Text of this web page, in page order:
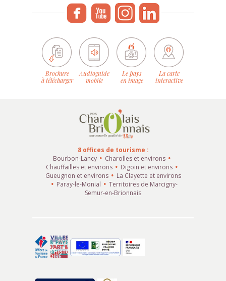
Brochure
à télécharger
Audioguide
mobile
Le pays
en image
La carte
interactive
8 offices de tourisme :
Bourbon-Lancy
Charolles et environs
Chauffailles et environs
Digoin et environs
Gueugnon et environs
La Clayette et environs
Paray-le-Monial
Territoires de Marcigny-
Semur-en-Brionnais